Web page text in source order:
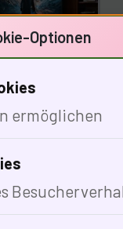
bestehen?
Streaming-
Optionen
ermöglichen